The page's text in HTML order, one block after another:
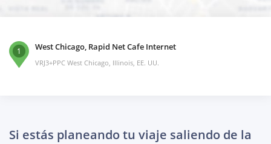
1 West Chicago, Rapid Net Cafe Internet
VRJ3+PPC West Chicago, Illinois, EE. UU.
Si estás planeando tu viaje saliendo de la